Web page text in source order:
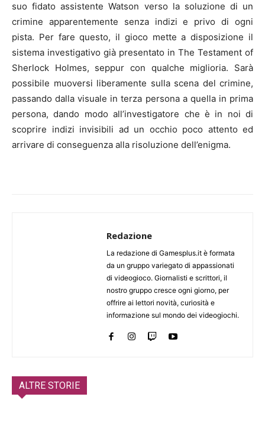
suo fidato assistente Watson verso la soluzione di un
crimine apparentemente senza indizi e privo di ogni
pista. Per fare questo, il gioco mette a disposizione il
sistema investigativo già presentato in The Testament of
Sherlock Holmes, seppur con qualche miglioria. Sarà
possibile muoversi liberamente sulla scena del crimine,
passando dalla visuale in terza persona a quella in prima
persona, dando modo all’investigatore che è in noi di
scoprire indizi invisibili ad un occhio poco attento ed
arrivare di conseguenza alla risoluzione dell’enigma.
Redazione
La redazione di Gamesplus.it è formata
da un gruppo variegato di appassionati
di videogioco. Giornalisti e scrittori, il
nostro gruppo cresce ogni giorno, per
offrire ai lettori novità, curiosità e
informazione sul mondo dei videogiochi.
ALTRE STORIE